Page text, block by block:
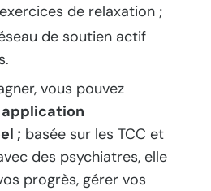
de relaxation ;
de soutien actif
vous pouvez
; basée sur les TCC et
des psychiatres, elle
progrès, gérer vos